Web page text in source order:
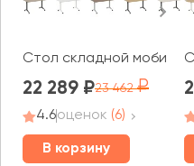
Стол складной
22 289 23 462
4.6оценок (6)
В корзину